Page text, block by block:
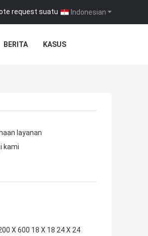
Indonesian
request suatu |
BERITA KASUS
layanan
kami
X 600 18 X 18 24 X 24